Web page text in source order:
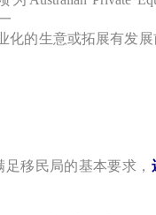
化的生意或拓展有发
移民局的基本要求，